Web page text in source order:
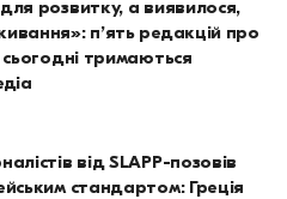
розвитку, а виявилося,
п’ять редакцій про
тримаються
від SLAPP-позовів
стандартом: Греція